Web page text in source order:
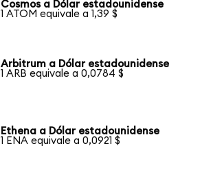
Cosmos a Dólar estadounidense
1 ATOM equivale a 1,39 $
Arbitrum a Dólar estadounidense
1 ARB equivale a 0,0784 $
Ethena a Dólar estadounidense
1 ENA equivale a 0,0921 $